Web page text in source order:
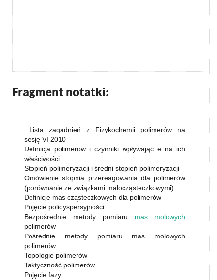
Fragment notatki:
Lista zagadnień z Fizykochemii polimerów na
sesję VI 2010
Definicja polimerów i czynniki wpływając e na ich
właściwości
Stopień polimeryzacji i średni stopień polimeryzacji
Omówienie stopnia przereagowania dla polimerów
(porównanie ze związkami małocząsteczkowymi)
Definicje mas cząsteczkowych dla polimerów
Pojęcie polidyspersyjności
Bezpośrednie metody pomiaru mas molowych
polimerów
Pośrednie metody pomiaru mas molowych
polimerów
Topologie polimerów
Taktyczność polimerów
Pojęcie fazy